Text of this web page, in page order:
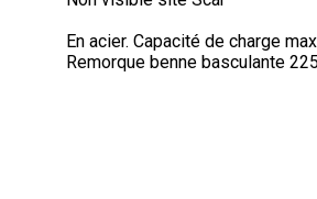
En acier. Capacité de charge
Remorque benne basculante